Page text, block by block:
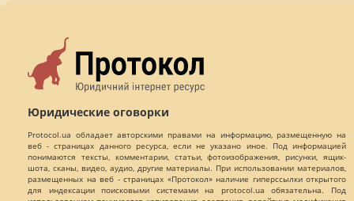
Юридические оговорки
Protocol.ua обладает авторскими правами на информацию, размещенную на
веб - страницах данного ресурса, если не указано иное. Под информацией
понимаются тексты, комментарии, статьи, фотоизображения, рисунки, ящик-
шота, сканы, видео, аудио, другие материалы. При использовании материалов,
размещенных на веб - страницах «Протокол» наличие гиперссылки открытого
для индексации поисковыми системами на protocol.ua обязательна. Под